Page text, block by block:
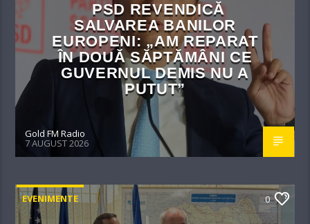
PSD REVENDICĂ
SALVAREA BANILOR
EUROPENI: „AM REPARAT
ÎN DOUĂ SĂPTĂMÂNI CE
GUVERNUL DEMIS NU A
PUTUT”
Gold FM Radio
7 AUGUST 2026
EVENIMENTE 0